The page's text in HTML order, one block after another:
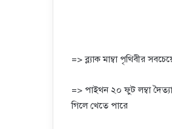
=> ব্ল্যাক মাম্বা পৃথিবীর
=> পাইথন ২০ ফুট লম্বা
গিলে খেতে পারে